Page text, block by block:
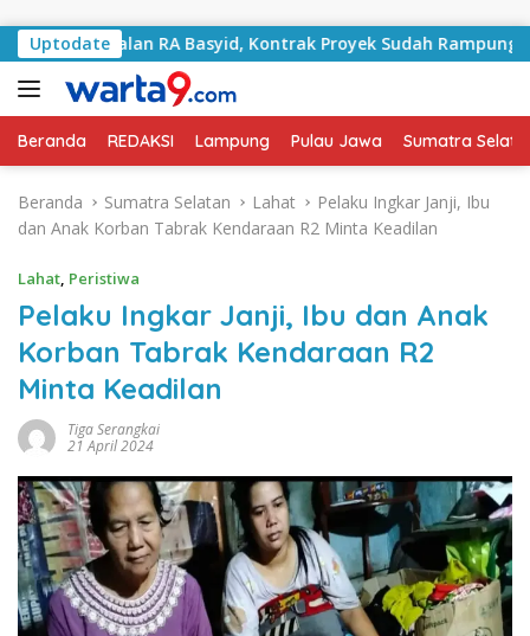
Uptodate
Jalan RA Basyid, Kontrak Proyek Sudah Rampung
Beranda REDAKSI Lampung Pulau Jawa Sumatra
Beranda Sumatra Selatan Lahat
Pelaku Ingkar Janji, Ibu
dan Anak Korban Tabrak Kendaraan R2 Minta Keadilan
Lahat, Peristiwa
Pelaku Ingkar Janji, Ibu dan Anak
Korban Tabrak Kendaraan R2
Minta Keadilan
Tiga Serangkai
21 April 2024